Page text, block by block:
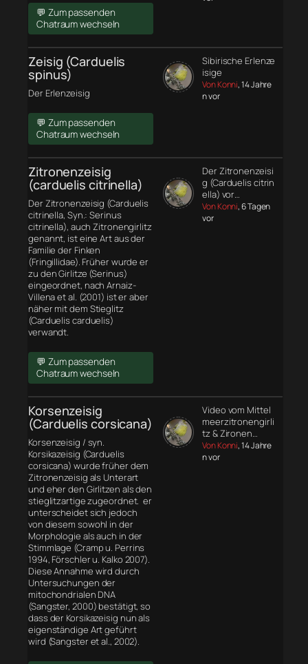
💬 Zum passenden
Chatraum wechseln
Zeisig (Carduelis
spinus)
Der Erlenzeisig
💬 Zum passenden
Chatraum wechseln
Sibirische Erlenze
isige
Von Konni, 14 Jahre
n vor
Zitronenzeisig
(carduelis citrinella)
Der Zitronenzeisig (Carduelis
citrinella, Syn.: Serinus
citrinella), auch Zitronengirlitz
genannt, ist eine Art aus der
Familie der Finken
(Fringillidae). Früher wurde er
zu den Girlitze (Serinus)
eingeordnet, nach Arnaiz-
Villena et al. (2001) ist er aber
näher mit dem Stieglitz
(Carduelis carduelis)
verwandt.
💬 Zum passenden
Chatraum wechseln
Der Zitronenzeisi
g (Carduelis citrin
ella) vor…
Von Konni, 6 Tagen
vor
Korsenzeisig
(Carduelis corsicana)
Korsenzeisig / syn.
Korsikazeisig (Carduelis
corsicana) wurde früher dem
Zitronenzeisig als Unterart
und eher den Girlitzen als den
stieglitzartige zugeordnet. er
unterscheidet sich jedoch
von diesem sowohl in der
Morphologie als auch in der
Stimmlage (Cramp u. Perrins
1994, Förschler u. Kalko 2007).
Diese Annahme wird durch
Untersuchungen der
mitochondrialen DNA
(Sangster, 2000) bestätigt, so
dass der Korsikazeisig nun als
eigenständige Art geführt
wird (Sangster et al., 2002).
Video vom Mittel
meerzitronengirli
tz & Zironen…
Von Konni, 14 Jahre
n vor